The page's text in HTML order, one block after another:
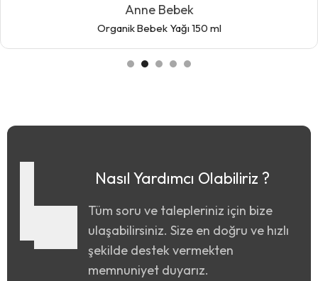
Anne Bebek
Organik Bebek Yağı 150 ml
Nasıl Yardımcı Olabiliriz ?
Tüm soru ve talepleriniz için bize
ulaşabilirsiniz. Size en doğru ve hızlı
şekilde destek vermekten
memnuniyet duyarız.